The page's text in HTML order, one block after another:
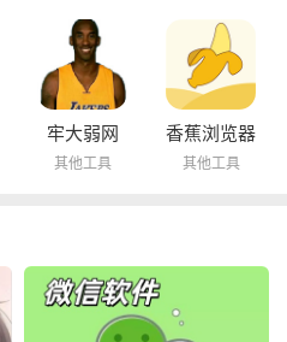
牢大弱网
其他工具
香蕉浏览器
其他工具